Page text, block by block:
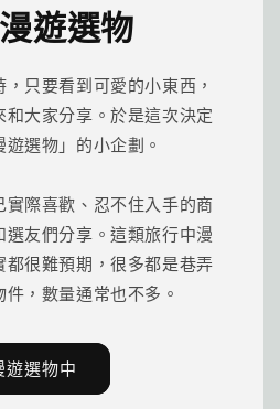
遊選物
只要看到可愛的小東西，
大家分享。於是這次決定
遊選物」的小企劃。
際喜歡、忍不住入手的商
選友們分享。這類旅行中漫
都很難預期，很多都是巷弄
，數量通常也不多。
遊選物中